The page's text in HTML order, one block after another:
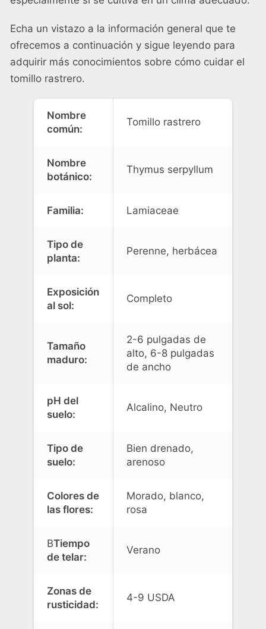
Echa un vistazo a la información general que te
ofrecemos a continuación y sigue leyendo para
adquirir más conocimientos sobre cómo cuidar el
tomillo rastrero.
Nombre
común:
Tomillo rastrero
Nombre
botánico:
Thymus serpyllum
Familia: Lamiaceae
Tipo de
planta:
Perenne, herbácea
Exposición
al sol:
Completo
Tamaño
maduro:
2-6 pulgadas de
alto, 6-8 pulgadas
de ancho
pH del
suelo:
Alcalino, Neutro
Tipo de
suelo:
Bien drenado,
arenoso
Colores de
las flores:
Morado, blanco,
rosa
BTiempo
de telar:
Verano
Zonas de
rusticidad:
4-9 USDA